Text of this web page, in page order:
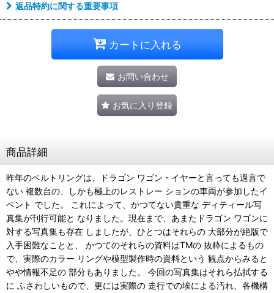
返品特約に関する重要事項
カートに入れる
お問い合わせ
お気に入り登録
商品詳細
昨年のベルトリングは、ドラゴン ワゴン・イヤーと言っても過言で
ない 複数台の、しかも極上のレストレー ションの車両が参加したイ
ベント でした。 これによって、かつてない貴重な ディティール写
真集が刊行可能と なりました。現在まで、あまたドラゴン ワゴンに
対する写真集も存在 しましたが、ひとつはそれらの 大部分が絶版で
入手困難なことと、 かつてのそれらの資料はTMの 抜粋によるもの
で、実際のカラー リングや模型製作時の資料という 観点からみると
やや情報不足の 部分もありました。 今回の写真集はそれら払拭する
に ふさわしいもので、更には実際の 走行での埃による汚れ、各機構